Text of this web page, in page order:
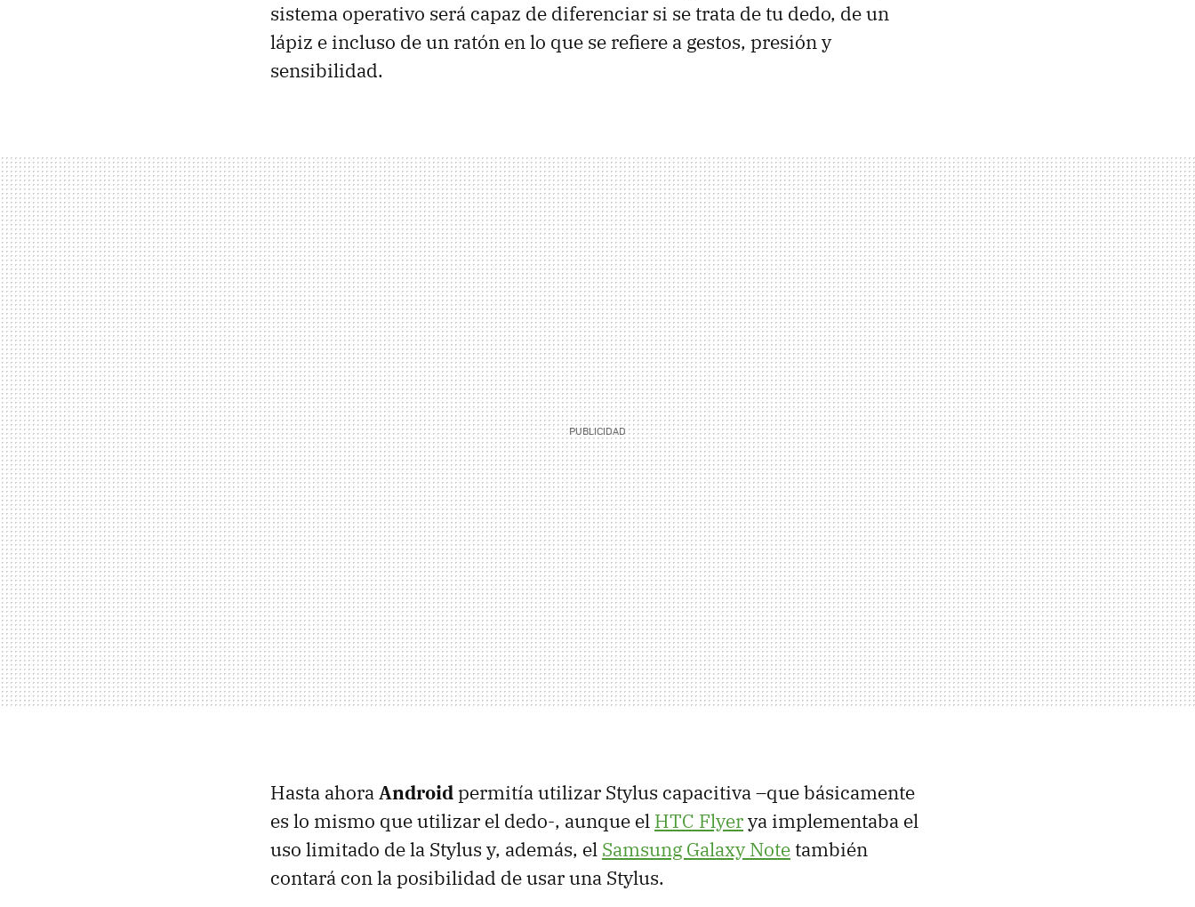
sistema operativo será capaz de diferenciar si se trata de tu dedo, de un
lápiz e incluso de un ratón en lo que se refiere a gestos, presión y
sensibilidad.
Hasta ahoraAndroidpermitía utilizar Stylus capacitiva –que básicamente
es lo mismo que utilizar el dedo-, aunque el HTC Flyerya implementaba el
uso limitado de la Stylus y, además, el Samsung Galaxy Note también
contará con la posibilidad de usar una Stylus.